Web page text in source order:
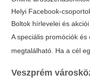
Helyi Facebook-
Boltok hírlevelei és
A speciális promóciók
megtalálható. Ha a cél
Veszprém